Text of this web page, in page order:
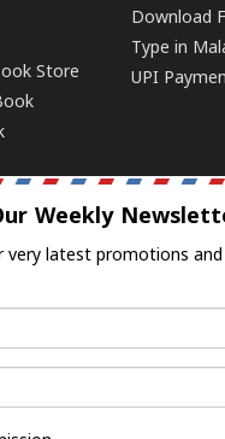
Store
Download
Type in
UPI
Weekly
latest promotions and